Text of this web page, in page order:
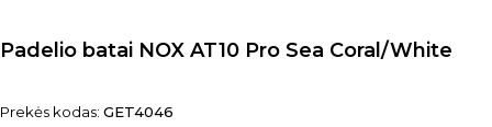
Padelio batai NOX AT10 Pro Sea Coral/White
Prekės kodas: GET4046